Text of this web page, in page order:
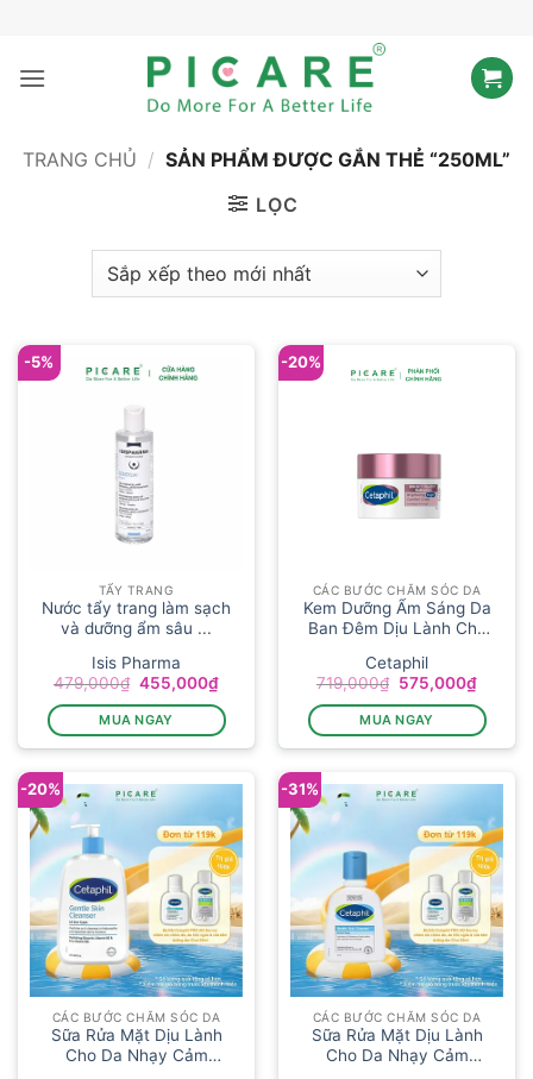
nội
TRANG CHỦ / SẢN PHẨM ĐƯỢC GẮN THẺ “250ML”
LỌC
-5%
TẨY TRANG
Nước tẩy trang làm sạch
và dưỡng ẩm sâu ...
Isis Pharma
479,000₫ Giá
là:
479,000₫.
455,000₫Giá
tại
là:
455,000₫.
MUA NGAY
-20%
CÁC BƯỚC CHĂM SÓC DA
Kem Dưỡng Ẩm Sáng Da
Ban Đêm Dịu Lành Cho
Cetaphil
719,000₫ Giá
là:
719,000₫.
575,000₫Giá
tại
là:
MUA NGAY
-20%
CÁC BƯỚC CHĂM SÓC DA
Sữa Rửa Mặt Dịu Lành
Cho Da Nhạy Cảm
-31%
CÁC BƯỚC CHĂM SÓC DA
Sữa Rửa Mặt Dịu Lành
Cho Da Nhạy Cảm